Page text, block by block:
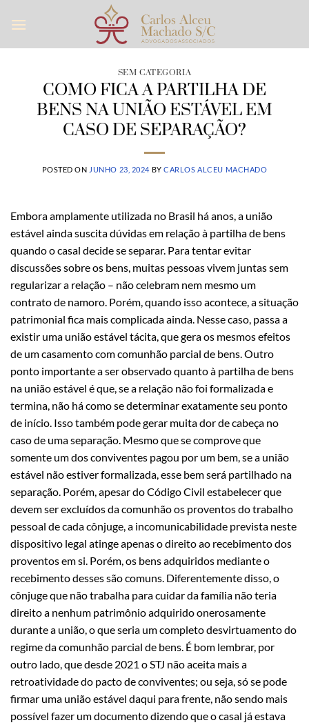
SEM CATEGORIA
COMO FICA A PARTILHA DE
BENS NA UNIÃO ESTÁVEL EM
CASO DE SEPARAÇÃO?
POSTED ON JUNHO 23, 2024 BYCARLOS ALCEU MACHADO
Embora amplamente utilizada no Brasil há anos, a união
estável ainda suscita dúvidas em relação à partilha de bens
quando o casal decide se separar. Para tentar evitar
discussões sobre os bens, muitas pessoas vivem juntas sem
regularizar a relação – não celebram nem mesmo um
contrato de namoro. Porém, quando isso acontece, a situação
patrimonial fica mais complicada ainda. Nesse caso, passa a
existir uma união estável tácita, que gera os mesmos efeitos
de um casamento com comunhão parcial de bens. Outro
ponto importante a ser observado quanto à partilha de bens
na união estável é que, se a relação não foi formalizada e
termina, não há como se determinar exatamente seu ponto
de início. Isso também pode gerar muita dor de cabeça no
caso de uma separação. Mesmo que se comprove que
somente um dos conviventes pagou por um bem, se a união
estável não estiver formalizada, esse bem será partilhado na
separação. Porém, apesar do Código Civil estabelecer que
devem ser excluídos da comunhão os proventos do trabalho
pessoal de cada cônjuge, a incomunicabilidade prevista neste
dispositivo legal atinge apenas o direito ao recebimento dos
proventos em si. Porém, os bens adquiridos mediante o
recebimento desses são comuns. Diferentemente disso, o
cônjuge que não trabalha para cuidar da família não teria
direito a nenhum patrimônio adquirido onerosamente
durante a união, o que seria um completo desvirtuamento do
regime da comunhão parcial de bens. É bom lembrar, por
outro lado, que desde 2021 o STJ não aceita mais a
retroatividade do pacto de conviventes; ou seja, só se pode
firmar uma união estável daqui para frente, não sendo mais
possível fazer um documento dizendo que o casal já estava